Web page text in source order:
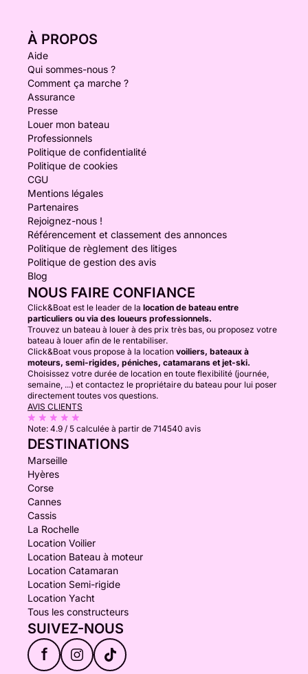
À PROPOS
Aide
Qui sommes-nous ?
Comment ça marche ?
Assurance
Presse
Louer mon bateau
Professionnels
Politique de confidentialité
Politique de cookies
CGU
Mentions légales
Partenaires
Rejoignez-nous !
Référencement et classement des annonces
Politique de règlement des litiges
Politique de gestion des avis
Blog
NOUS FAIRE CONFIANCE
Click&Boat est le leader de la location de bateau entre
particuliers ou via des loueurs professionnels.
Trouvez un bateau à louer à des prix très bas, ou proposez votre
bateau à louer afin de le rentabiliser.
Click&Boat vous propose à la location voiliers, bateaux à
moteurs, semi-rigides, péniches, catamarans et jet-ski.
Choisissez votre durée de location en toute flexibilité (journée,
semaine, ...) et contactez le propriétaire du bateau pour lui poser
directement toutes vos questions.
AVIS CLIENTS
Note: 4.9 / 5 calculée à partir de 714540 avis
DESTINATIONS
Marseille
Hyères
Corse
Cannes
Cassis
La Rochelle
Location Voilier
Location Bateau à moteur
Location Catamaran
Location Semi-rigide
Location Yacht
Tous les constructeurs
SUIVEZ-NOUS
f